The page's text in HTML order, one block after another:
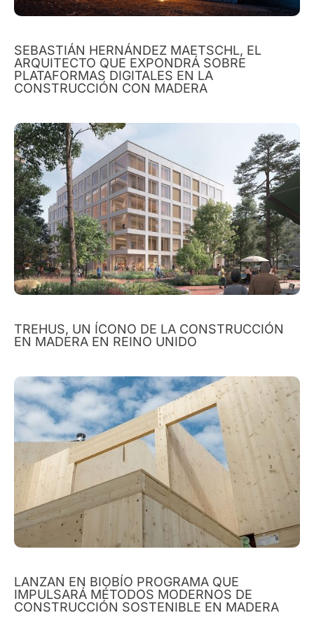
SEBASTIÁN HERNÁNDEZ MAETSCHL, EL
ARQUITECTO QUE EXPONDRÁ SOBRE
PLATAFORMAS DIGITALES EN LA
CONSTRUCCIÓN CON MADERA
TREHUS, UN ÍCONO DE LA CONSTRUCCIÓN
EN MADERA EN REINO UNIDO
LANZAN EN BIOBÍO PROGRAMA QUE
IMPULSARÁ MÉTODOS MODERNOS DE
CONSTRUCCIÓN SOSTENIBLE EN MADERA